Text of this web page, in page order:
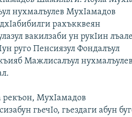
нухмалъулев МухIамадов
рахъкквеян
вакилзаби ун рукIин
руго Пенсиязул Фондалъул
Мажлисалъул нухмалъулев
рекъон, МухIамадов
гьечIо, гьездаги абун